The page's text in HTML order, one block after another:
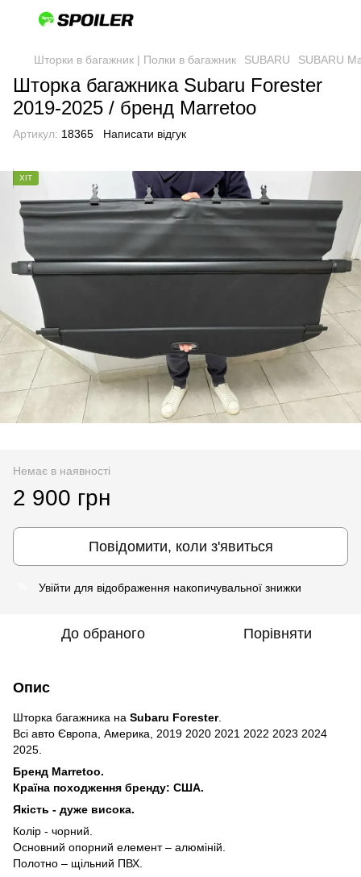
Шторки в багажник | Полки в багажник SUBARU SUBARU
Шторка багажника Subaru Forester
2019-2025 / бренд Marretoo
Артикул: 18365 Написати відгук
ХІТ
Немає в наявності
2 900 грн
Повідомити, коли з'явиться
Увійти для відображення накопичувальної знижки
До обраного Порівняти
Опис
Шторка багажника на Subaru Forester.
Всі авто Європа, Америка, 2019 2020 2021 2022 2023 2024
2025.
Бренд Marretoo.
Країна походження бренду: США.
Якість - дуже висока.
Колір - чорний.
Основний опорний елемент – алюміній.
Полотно – щільний ПВХ.